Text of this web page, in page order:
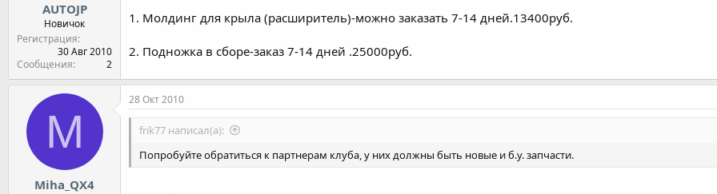
AUTOJP
Новичок
Регистрация
30 Авг 2010
Сообщения
2
1. Молдинг для крыла (расширитель)-можно заказать 7-14 дней.13400руб.
2. Подножка в сборе-заказ 7-14 дней .25000руб.
M
Miha_QX4
28 Окт 2010
frik77 написал(а):
Попробуйте обратиться к партнерам клуба, у них должны быть новые и б.у. запчасти.